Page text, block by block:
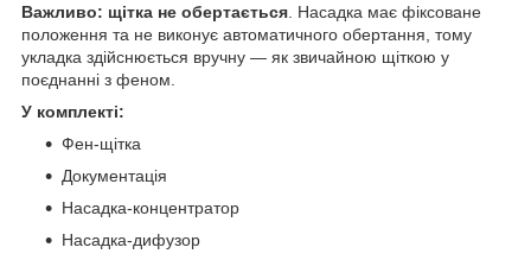
Важливо: щітка не обертається . Насадка має фіксоване
положення та не виконує автоматичного обертання, тому
укладка здійснюється вручну — як звичайною щіткою у
поєднанні з феном.
У комплекті:
Фен-щітка
Документація
Насадка-концентратор
Насадка-дифузор